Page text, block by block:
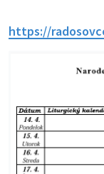
https://